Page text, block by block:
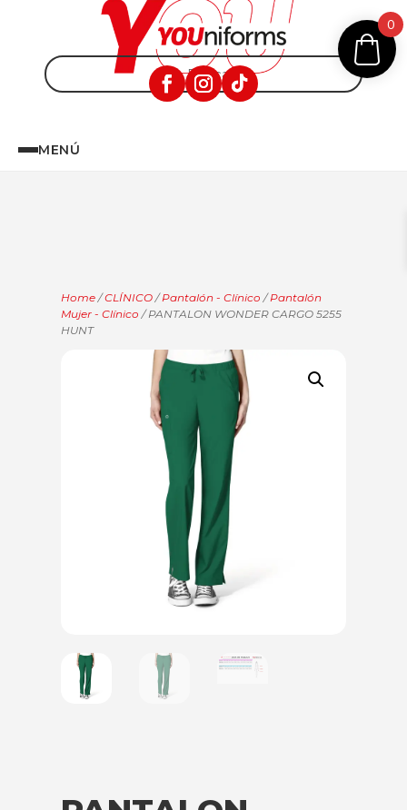
MENÚ
Home /CLÍNICO /Pantalón - Clínico /Pantalón
Mujer - Clínico / PANTALON WONDER CARGO 5255
HUNT
0